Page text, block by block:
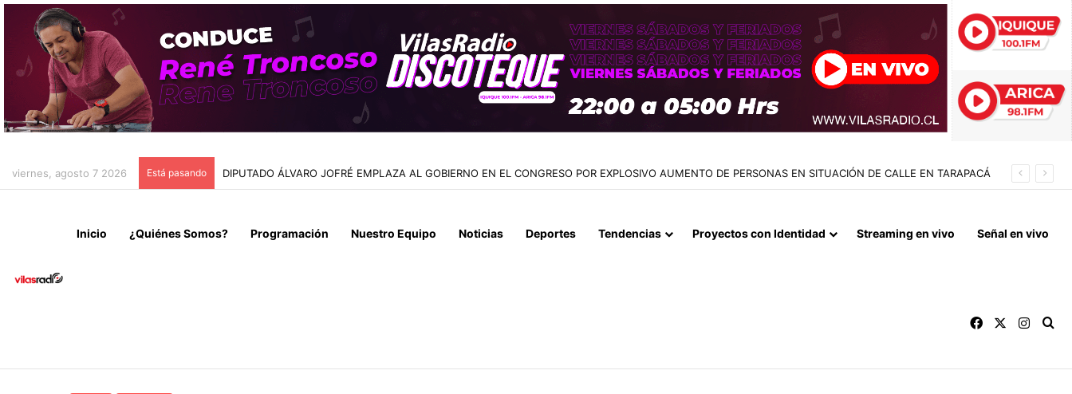
viernes, agosto 7 2026 Está pasando CONCEJO MUNICIPAL DE IQUIQUE READJUDICA DEMOLICIÓN DE LETREROS Y SU COSTO SE DISPARA TRAS MESES DE RETRASO
Inicio ¿Quiénes Somos? Programación Nuestro Equipo Noticias Deportes Tendencias Proyectos con Identidad Streaming en vivo Señal en vivo
Facebook